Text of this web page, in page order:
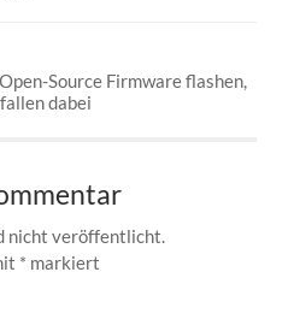
Source Firmware flashen,
dabei
nicht veröffentlicht.
* markiert